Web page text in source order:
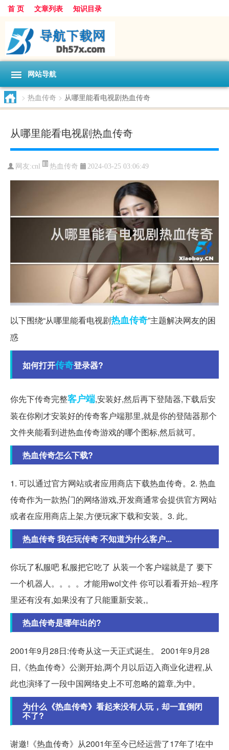
首 页 文章列表 知识目录
网站导航
> 热血传奇 > 从哪里能看电视剧热血传奇
从哪里能看电视剧热血传奇
网友:cnl 热血传奇 2024-03-25 03:06:49
以下围绕“从哪里能看电视剧热血传奇”主题解决网友的困
惑
如何打开传奇登录器?
你先下传奇完整客户端,安装好,然后再下登陆器,下载后安
装在你刚才安装好的传奇客户端那里,就是你的登陆器那个
文件夹能看到进热血传奇游戏的哪个图标,然后就可。
热血传奇怎么下载?
1. 可以通过官方网站或者应用商店下载热血传奇。2. 热血
传奇作为一款热门的网络游戏,开发商通常会提供官方网站
或者在应用商店上架,方便玩家下载和安装。3. 此。
热血传奇 我在玩传奇 不知道为什么客户...
你玩了私服吧 私服把它吃了 从装一个客户端就是了 要下
一个机器人。。。。才能用wol文件 你可以看看开始--程序
里还有没有,如果没有了只能重新安装,。
热血传奇是哪年出的?
2001年9月28日:传奇从这一天正式诞生。 2001年9月28
日,《热血传奇》公测开始,两个月以后迈入商业化进程,从
此也演绎了一段中国网络史上不可忽略的篇章,为中。
为什么《热血传奇》看起来没有人玩，却一直倒闭
不了?
谢邀!《热血传奇》从2001年至今已经运营了17年了!在中